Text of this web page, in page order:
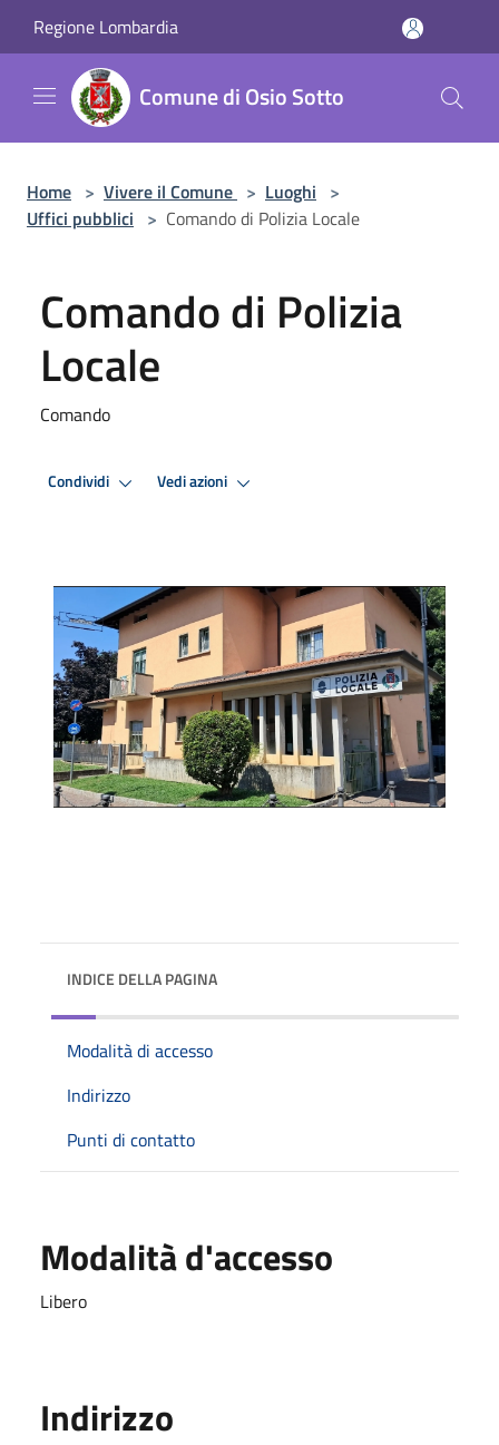
Regione Lombardia
Comune di Osio Sotto
Home > Vivere il Comune > Luoghi >
Uffici pubblici > Comando di Polizia Locale
Comando di Polizia
Locale
Comando
Condividi Vedi azioni
INDICE DELLA PAGINA
Modalità di accesso
Indirizzo
Punti di contatto
Modalità d'accesso
Libero
Indirizzo